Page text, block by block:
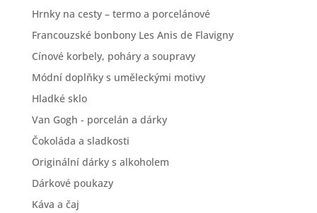
Hrnky na cesty – termo a porcelánové
Francouzské bonbony Les Anis de Flavigny
Cínové korbely, poháry a soupravy
Módní doplňky s uměleckými motivy
Hladké sklo
Van Gogh - porcelán a dárky
Čokoláda a sladkosti
Originální dárky s alkoholem
Dárkové poukazy
Káva a čaj